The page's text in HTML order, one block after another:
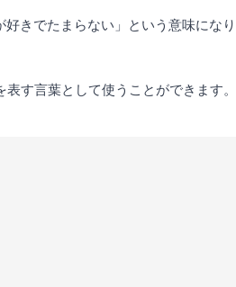
きでたまらない」という意味にな
す言葉として使うことができま